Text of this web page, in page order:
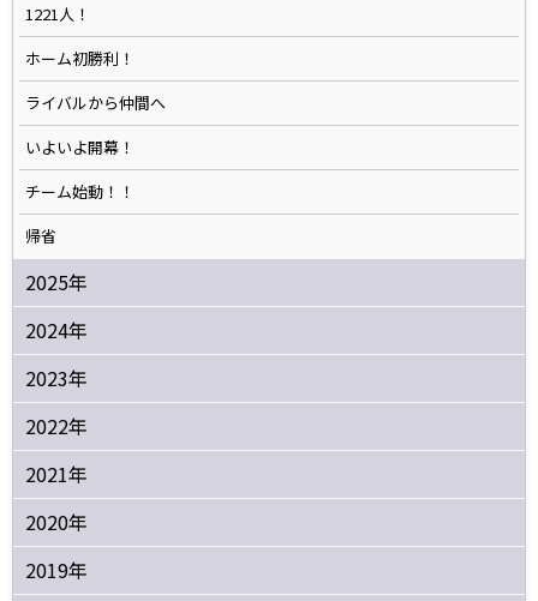
1221人！
ホーム初勝利！
ライバルから仲間へ
いよいよ開幕！
チーム始動！！
帰省
2025年
2024年
2023年
2022年
2021年
2020年
2019年